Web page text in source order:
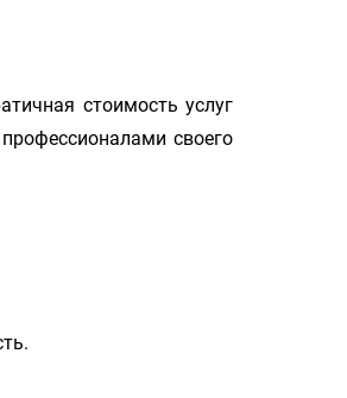
стоимость услуг
своего